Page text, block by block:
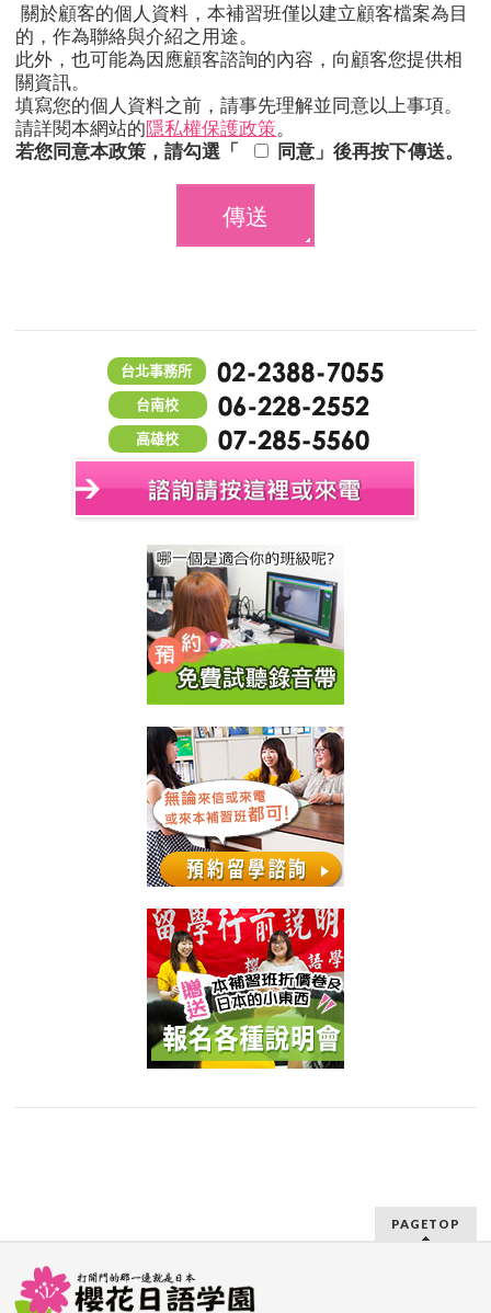
關於顧客的個人資料，本補習班僅以建立顧客檔案為目
的，作為聯絡與介紹之用途。
此外，也可能為因應顧客諮詢的內容，向顧客您提供相
關資訊。
填寫您的個人資料之前，請事先理解並同意以上事項。
請詳閱本網站的隱私權保護政策。
若您同意本政策，請勾選「
同意」後再按下傳送。
台北事務所
台南校
高雄校
PAGETOP